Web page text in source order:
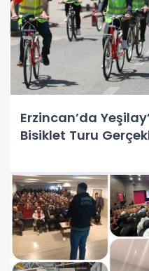
Erzincan’da
Bisiklet Turu